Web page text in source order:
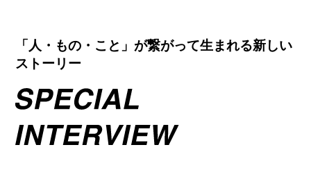
「人・もの・こと」が繋がって生まれる新しい
ストーリー